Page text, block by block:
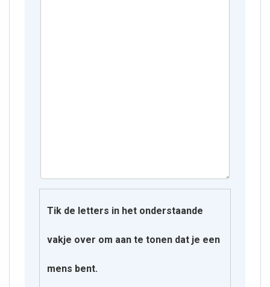
Tik de letters in het onderstaande
vakje over om aan te tonen dat je een
mens bent.